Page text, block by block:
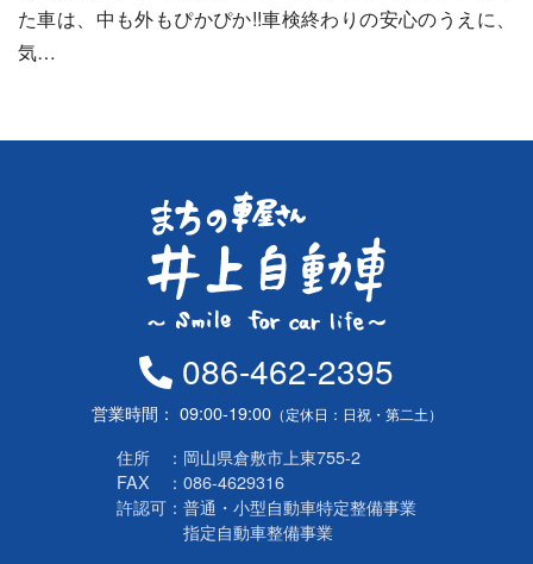
た車は、中も外もぴかぴか!!車検終わりの安心のうえに、
気…
086-462-2395
営業時間 09:00-19:00（定休日：日祝・第二土）
住所
岡山県倉敷市上東755-2
FAX
086-4629316
許認可
普通・小型自動車特定整備事業
指定自動車整備事業